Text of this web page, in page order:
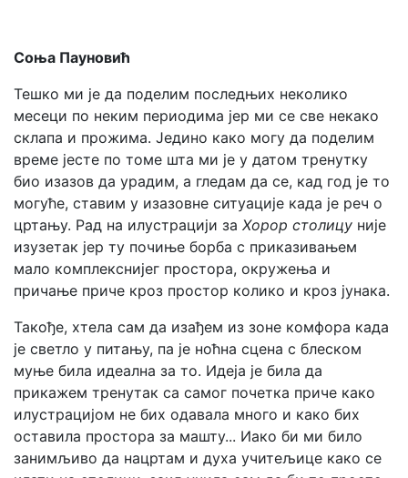
Соња Пауновић
Тешко ми је да поделим последњих неколико
месеци по неким периодима јер ми се све некако
склапа и прожима. Једино како могу да поделим
време јесте по томе шта ми је у датом тренутку
био изазов да урадим, а гледам да се, кад год је то
могуће, ставим у изазовне ситуације када је реч о
цртању. Рад на илустрацији за Хорор столицу није
изузетак јер ту почиње борба с приказивањем
мало комплекснијег простора, окружења и
причање приче кроз простор колико и кроз јунака.
Такође, хтела сам да изађем из зоне комфора када
је светло у питању, па је ноћна сцена с блеском
муње била идеална за то. Идеја је била да
прикажем тренутак са самог почетка приче како
илустрацијом не бих одавала много и како бих
оставила простора за машту... Иако би ми било
занимљиво да нацртам и духа учитељице како се